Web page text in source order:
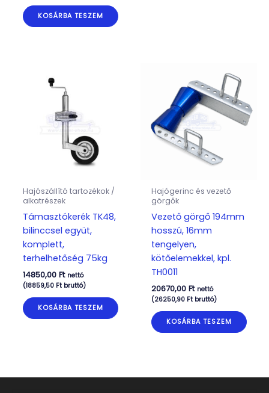
KOSÁRBA TESZEM
Hajószállító tartozékok /
alkatrészek
Támasztókerék TK48,
bilinccsel együt,
komplett,
terhelhetőség 75kg
14850,00 Ft nettó
(18859,50 Ftbruttó)
KOSÁRBA TESZEM
Hajógerinc és vezető
görgők
Vezető görgő 194mm
hosszú, 16mm
tengelyen,
kötőelemekkel, kpl.
TH0011
20670,00 Ft nettó
(26250,90 Ftbruttó)
KOSÁRBA TESZEM